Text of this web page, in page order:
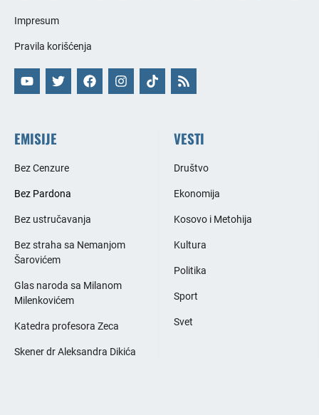
Impresum
Pravila korišćenja
EMISIJE
Bez Cenzure
Bez Pardona
Bez ustručavanja
Bez straha sa Nemanjom
Šarovićem
Glas naroda sa Milanom
Milenkovićem
Katedra profesora Zeca
Skener dr Aleksandra Dikića
VESTI
Društvo
Ekonomija
Kosovo i Metohija
Kultura
Politika
Sport
Svet